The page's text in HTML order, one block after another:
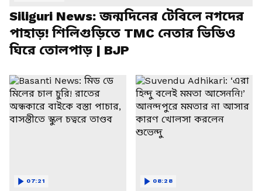
Siliguri News: জন্মদিনের টেবিলে নগদের
পাহাড়! শিলিগুড়িতে TMC নেতার ভিডিও
ঘিরে তোলপাড় | BJP
07:21 08:28